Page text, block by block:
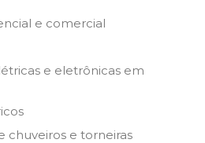
e comercial
e eletrônicas em
chuveiros e torneiras